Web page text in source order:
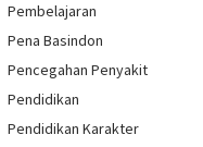
Pembelajaran
Pena Basindon
Pencegahan Penyakit
Pendidikan
Pendidikan Karakter